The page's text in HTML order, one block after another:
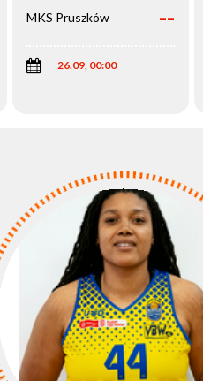
MKS Pruszków --
26.09, 00:00